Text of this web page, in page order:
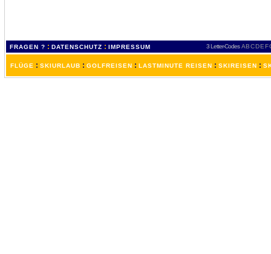
FRAGEN ? : DATENSCHUTZ : IMPRESSUM 3 Letter-Codes ABCDEF
FLÜGE : SKIURLAUB : GOLFREISEN : LASTMINUTE REISEN : SKIREISEN :